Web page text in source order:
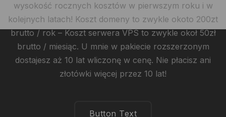
wysokość rocznych kosztów w pierwszym roku i w
kolejnych latach! Koszt domeny to zwykle okoto 200zt
brutto / rok – Koszt serwera VPS to zwykle okoł 50zł
brutto / miesiąc. U mnie w pakiecie rozszerzonym
dostajesz aż 10 lat wliczonę w cenę. Nie płacisz ani
złotówki więcej przez 10 lat!
Button Text